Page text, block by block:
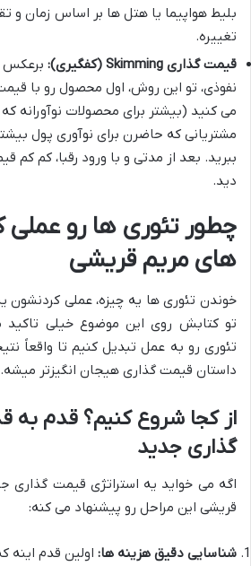
بلیط هواپیما یا هتل ها بر اساس زمان و
تغییره.
قیمت گذاری Skimming (کفگیری):
برعکس
نفوذی، تو این روش، اول محصول رو با
می کنید (بیشتر برای محصولات نوآورانه که
مشتریانی که حاضرن برای نوآوری پول
ببرید. بعد از مدتی و با ورود رقبا، کم
دید.
چطور تئوری ها رو عملی
های مریم قریشی
خوندن تئوری ها یه چیزه، عملی کردنشون
تو کتابش روی این موضوع خیلی
تئوری رو به عمل تبدیل کنیم تا واقعاً
داستان قیمت گذاری هیجان انگیزتر میشه.
از کجا شروع کنیم؟ قدم به
گذاری جدید
اگه می خواید یه استراتژی قیمت گذاری
قریشی این مراحل رو پیشنهاد می کنه:
شناسایی دقیق هزینه ها: اولین قدم اینه